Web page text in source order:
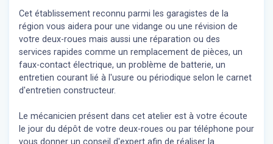
Cet établissement reconnu parmi les garagistes de la
région vous aidera pour une vidange ou une révision de
votre deux-roues mais aussi une réparation ou des
services rapides comme un remplacement de pièces, un
faux-contact électrique, un problème de batterie, un
entretien courant lié à l'usure ou périodique selon le carnet
d'entretien constructeur.
Le mécanicien présent dans cet atelier est à votre écoute
le jour du dépôt de votre deux-roues ou par téléphone pour